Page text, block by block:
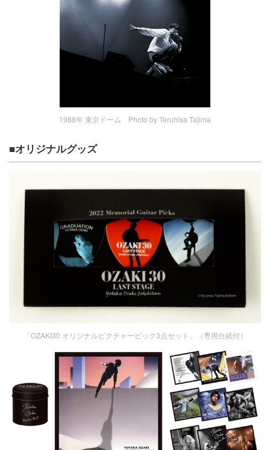
1988年 東京ドーム Photo by Teruhisa Tajima
■オリジナルグッズ
「OZAKI30 オリジナルピクチャーピック3点セット」（専用台紙付）